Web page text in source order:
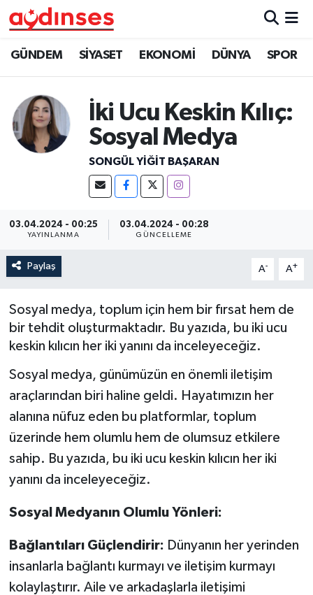
GÜNDEM SİYASET EKONOMİ DÜNYA SPOR
İki Ucu Keskin Kılıç:
Sosyal Medya
SONGÜL YIĞIT BAŞARAN
03.04.2024 - 00:25
YAYINLANMA
03.04.2024 - 00:28
GÜNCELLEME
Paylaş A- A+
Sosyal medya, toplum için hem bir fırsat hem de
bir tehdit oluşturmaktadır. Bu yazıda, bu iki ucu
keskin kılıcın her iki yanını da inceleyeceğiz.
Sosyal medya, günümüzün en önemli iletişim
araçlarından biri haline geldi. Hayatımızın her
alanına nüfuz eden bu platformlar, toplum
üzerinde hem olumlu hem de olumsuz etkilere
sahip. Bu yazıda, bu iki ucu keskin kılıcın her iki
yanını da inceleyeceğiz.
Sosyal Medyanın Olumlu Yönleri:
Bağlantıları Güçlendirir: Dünyanın her yerinden
insanlarla bağlantı kurmayı ve iletişim kurmayı
kolaylaştırır. Aile ve arkadaşlarla iletişimi
GÜNDEM
EKONOMİ
MAGAZİN
YAŞAM
Nöbetçi Eczaneler
Aydin Namaz Vakitleri
Trafik Durumu
Süper Lig Puan Durumu ve Fikstür
Tüm Manşetler
Son Dakika Haberleri
Haber Arşivi